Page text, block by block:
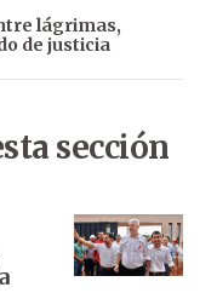
lágrimas,
de justicia
sección